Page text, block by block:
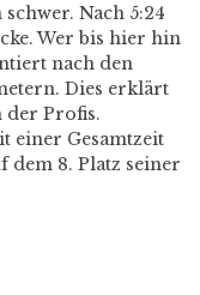
Nach 5:24
Wer bis hier hin
nach den
Dies erklärt
der Profis.
einer Gesamtzeit
dem 8. Platz seiner